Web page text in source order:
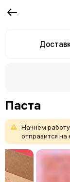
Паста
Начнём работу
отправится на